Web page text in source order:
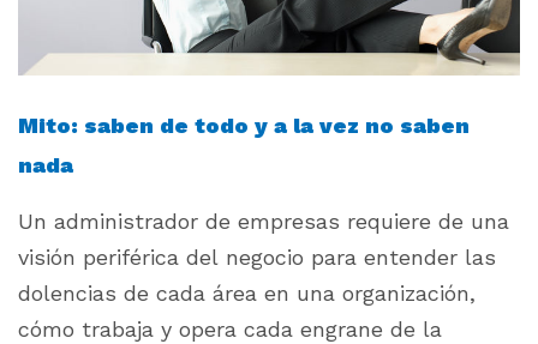
Mito: saben de todo y a la vez no saben
nada
Un administrador de empresas requiere de una
visión periférica del negocio para entender las
dolencias de cada área en una organización,
cómo trabaja y opera cada engrane de la